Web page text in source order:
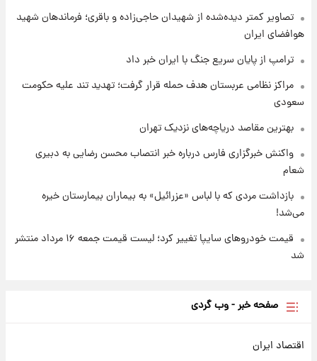
شارژ جدید کالابرگ برای سه دهک؛ جزئیات اعلام
تصاویر کمتر دیده‌شده از شهیدان حاجی‌زاده و باقری؛ فرماندهان شهید
هوافضای ایران
ترامپ از پایان سریع جنگ با ایران خبر داد
مراکز نظامی عربستان هدف حمله قرار گرفت؛ تهدید تند علیه حکومت
سعودی
بهترین مقاصد دریاچه‌های نزدیک تهران
واکنش خبرگزاری فارس درباره خبر انتصاب محسن رضایی به دبیری
شعام
بازداشت مردی که با لباس «عزرائیل» به بیماران بیمارستان خیره
می‌شد!
قیمت خودروهای سایپا تغییر کرد؛ لیست قیمت جمعه ۱۶ مرداد منتشر
شد
صفحه خبر - وب گردی
اقتصاد ایران